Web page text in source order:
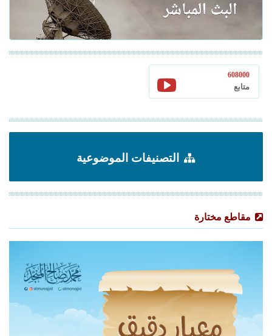
608000
متابع
التصنيفات الموضوعية
مقاطع مختارة